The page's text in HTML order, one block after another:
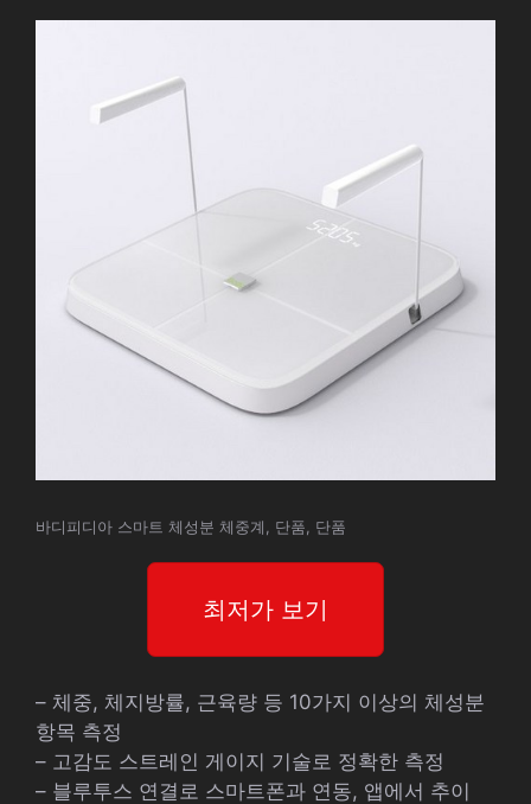
바디피디아 스마트 체성분 체중계, 단품, 단품
최저가 보기
– 체중, 체지방률, 근육량 등 10가지 이상의 체성분
항목 측정
– 고감도 스트레인 게이지 기술로 정확한 측정
– 블루투스 연결로 스마트폰과 연동, 앱에서 추이